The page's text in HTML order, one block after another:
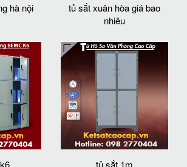
hà nội
tủ sắt xuân hòa giá bao
nhiêu
tủ sắt 1m